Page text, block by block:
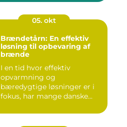
05. okt
Brændetårn: En effektiv
løsning til opbevaring af
brænde
I en tid hvor effektiv
opvarmning og
bæredygtige løsninger er i
fokus, har mange danske...